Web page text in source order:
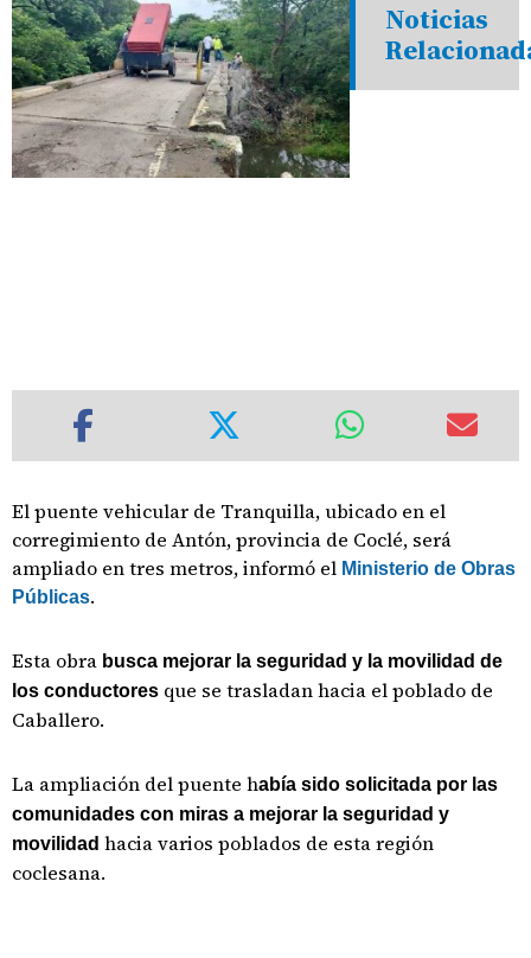
Noticias
El puente vehicular de Tranquilla, ubicado en el
corregimiento de Antón, provincia de Coclé, será
ampliado en tres metros, informó el Ministerio de Obras
Públicas.
Esta obra busca mejorar la seguridad y la movilidad de
los conductores que se trasladan hacia el poblado de
Caballero.
La ampliación del puente había sido solicitada por las
comunidades con miras a mejorar la seguridad y
movilidad hacia varios poblados de esta región
coclesana.